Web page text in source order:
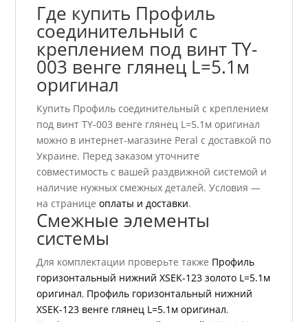
Где купить Профиль
соединительный с
креплением под винт TY-
003 венге глянец L=5.1м
оригинал
Купить Профиль соединительный с креплением
под винт TY-003 венге глянец L=5.1м оригинал
можно в интернет-магазине Peral с доставкой по
Украине. Перед заказом уточните
совместимость с вашей раздвижной системой и
наличие нужных смежных деталей. Условия —
на страницеоплаты и доставки.
Смежные элементы
системы
Для комплектации проверьте также Профиль
горизонтальный нижний ХSEK-123 золото L=5.1м
оригинал, Профиль горизонтальный нижний
ХSEK-123 венге глянец L=5.1м оригинал,